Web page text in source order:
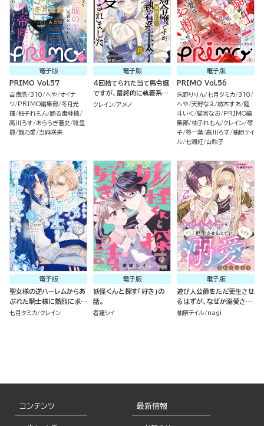
電子版
PRIMO Vol.57
吉良悠 310 へや オイナ
ツ
PRIMO編集部 冬月光
輝 柚子れもん 踊る毒林檎
高川ろす
あららぎ蒼史
稔里
昴 館乃愛 当麻咲来
電子版
4回捨てられた当て馬令嬢
ですが、最終的に執着系王
太子に溺愛されました（単
クレイン アメノ
電子版
PRIMO Vol.56
朱野りりん 七月タミカ 310
へや 天野なえ 紡木すあ
陸
斗いく 猫宮なお
PRIMO編
集部 柚子れもん クレイン 琴
子 柊一葉 高川ろす 柚原テイ
ル 七瀬紅 山吹子
電子版
聖女様の逆ハーレムからあ
ぶれた騎士様に熱烈に求愛
されている件 （3）
七月タミカ クレイン
電子版
妖怪くんと探す「好き」の
話。
者鐘シイ
電子版
遊び人公爵をただ更生させ
るはずが、なぜか溺愛され
ています（単話版）
柚原テイル nagi
コンテンツ 最新情報